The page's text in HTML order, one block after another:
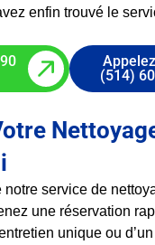
enfin trouvé le
(514)
notre service de
une réservation
unique ou